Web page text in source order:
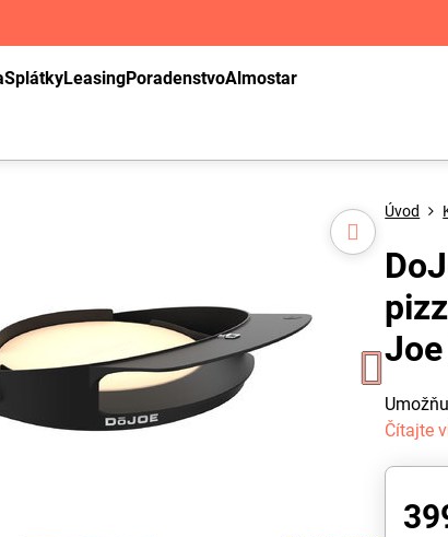
SplátkyLeasingPoradenstvoAlmostar
Úvod
Čítajte